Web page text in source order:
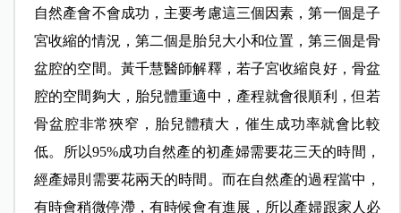
自然產會不會成功，主要考慮這三個因素，第一個是子
宮收縮的情況，第二個是胎兒大小和位置，第三個是骨
盆腔的空間。黃千慧醫師解釋，若子宮收縮良好，骨盆
腔的空間夠大，胎兒體重適中，產程就會很順利，但若
骨盆腔非常狹窄，胎兒體積大，催生成功率就會比較
低。所以95%成功自然產的初產婦需要花三天的時間，
經產婦則需要花兩天的時間。而在自然產的過程當中，
有時會稍微停滯，有時候會有進展，所以產婦跟家人必